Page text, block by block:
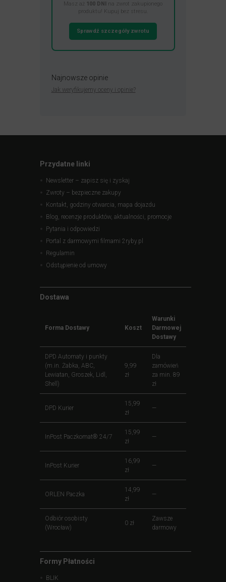
Masz aż 100 DNI
na zwrot zakupionego
produktu! Kupuj bez stresu.
Sprawdź szczegóły zwrotu
Najnowsze opinie
Jak weryfikujemy oceny i opinie?
Przydatne linki
Newsletter – zapisz się i zyskaj
Zwroty – bezpieczne zakupy
Kontakt, godziny otwarcia, mapa dojazdu
Blog, recenzje produktów, aktualności, promocje
Pytania i odpowiedzi
Portal z darmowymi filmami 2ryby.pl
Regulamin
Odstąpienie od umowy
Dostawa
Forma Dostawy Koszt
Warunki
Darmowej
Dostawy
DPD Automaty i punkty
(m.in. Żabka, ABC,
Lewiatan, Groszek, Lidl,
Shell)
9,99
zł
Dla
zamówień
za min. 89
zł
DPD Kurier
15,99
zł
—
InPost Paczkomat® 24/7
15,99
zł
—
InPost Kurier
16,99
zł
—
ORLEN Paczka
14,99
zł
—
Odbiór osobisty
(Wrocław)
0 zł
Zawsze
darmowy
Formy Płatności
BLIK